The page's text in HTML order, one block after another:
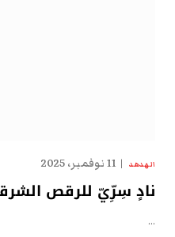
الهدهد 11 نوفمبر، 2025
نادٍ سِرِّيّ للرقص
…